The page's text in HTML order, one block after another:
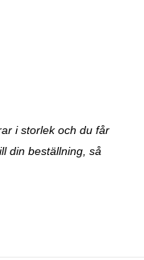
i storlek och du får
din beställning, så